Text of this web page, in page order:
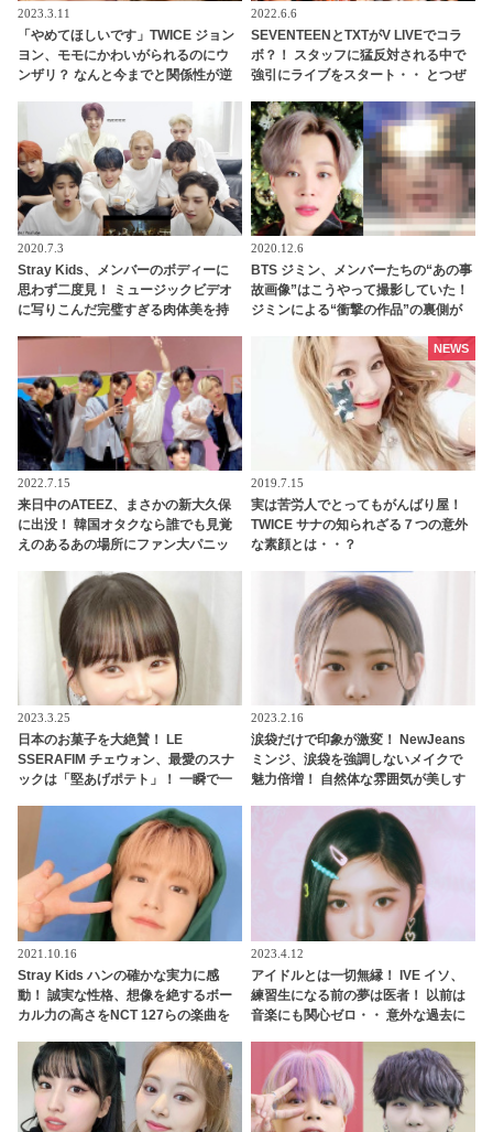
2023.3.11
「やめてほしいです」TWICE ジョン
ヨン、モモにかわいがられるのにウ
ンザリ？ なんと今までと関係性が逆
ソードにほっこり
2022.6.6
SEVENTEENとTXTがV LIVEでコラ
ボ？！ スタッフに猛反対される中で
強引にライブをスタート・・ とつぜ
トのファンが大興奮
2020.7.3
Stray Kids、メンバーのボディーに
思わず二度見！ ミュージックビデオ
に写りこんだ完璧すぎる肉体美を持
2020.12.6
BTS ジミン、メンバーたちの“あの事
故画像”はこうやって撮影していた！
ジミンによる“衝撃の作品”の裏側が
出来上がりにびっくり＆爆笑
2022.7.15
来日中のATEEZ、まさかの新大久保
に出没！ 韓国オタクなら誰でも見覚
えのあるあの場所にファン大パニッ
2019.7.15
実は苦労人でとってもがんばり屋！
TWICE サナの知られざる７つの意外
な素顔とは・・？
NEWS
2023.3.25
日本のお菓子を大絶賛！ LE
SSERAFIM チェウォン、最愛のスナ
ックは「堅あげポテト」！ 一瞬で一
テチは種類が多くておいしい」
2023.2.16
涙袋だけで印象が激変！ NewJeans
ミンジ、涙袋を強調しないメイクで
魅力倍増！ 自然体な雰囲気が美しす
2021.10.16
Stray Kids ハンの確かな実力に感
動！ 誠実な性格、想像を絶するボー
カル力の高さをNCT 127らの楽曲を
2023.4.12
アイドルとは一切無縁！ IVE イソ、
練習生になる前の夢は医者！ 以前は
音楽にも関心ゼロ・・ 意外な過去に